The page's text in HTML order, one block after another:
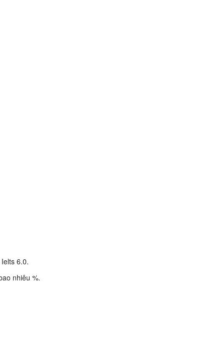
6.0.
nhiêu %.